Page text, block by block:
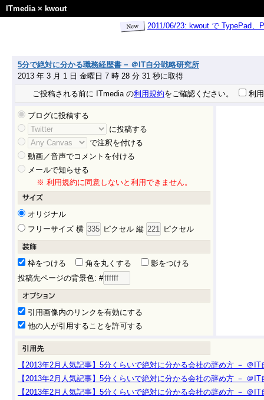
ITmedia× kwout
2011/06/23: kwout で TypePad
5分で絶対に分かる職務経歴書 − ＠IT自分戦略研究所
2013 年 3 月 1 日 金曜日 7 時 28 分 31 秒に取得
ご投稿される前に ITmedia の利用規約をご確認ください。 利
ブログに投稿する
に投稿する
で注釈を付ける
動画／音声でコメントを付ける
メールで知らせる
※ 利用規約に同意しないと利用できません。
オリジナル
フリーサイズ 横
ピクセル 縦 ピクセル
枠をつける 角を丸くする
影をつける
投稿先ページの背景色: #
引用画像内のリンクを有効にする
他の人が引用することを許可する
【2013年2月人気記事】5分くらいで絶対に分かる会社の辞め方 － ＠
【2013年2月人気記事】5分くらいで絶対に分かる会社の辞め方 － ＠
【2013年2月人気記事】5分くらいで絶対に分かる会社の辞め方 － ＠